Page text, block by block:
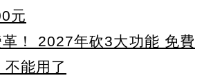
元
！ 2027年砍3大功能 免費
不能用了